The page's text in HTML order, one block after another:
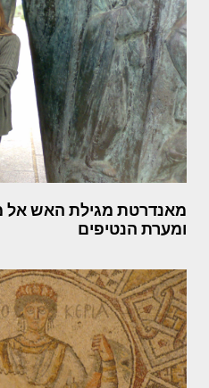
מאנדרטת מגילת האש אל
ומערת הנטיפים